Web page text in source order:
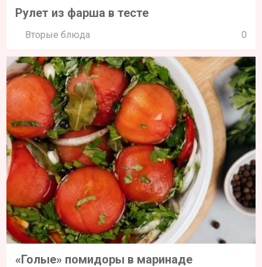
Рулет из фарша в тесте
Вторые блюда 0
«Голые» помидоры в маринаде